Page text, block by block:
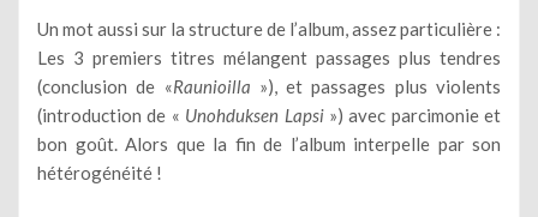
Un mot aussi sur la structure de l’album, assez particulière :
Les 3 premiers titres mélangent passages plus tendres
(conclusion de «Raunioilla »), et passages plus violents
(introduction de « Unohduksen Lapsi») avec parcimonie et
bon goût. Alors que la fin de l’album interpelle par son
hétérogénéité !